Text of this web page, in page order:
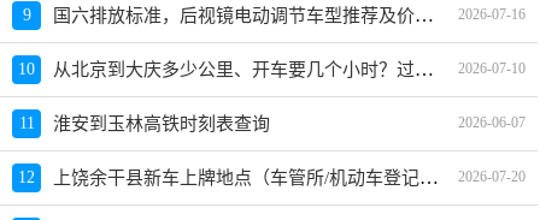
9 国六排放标准，后视镜电动调节车型推荐及价格指南 2026-07-16
10 从北京到大庆多少公里、开车要几个小时？过路费、油费等 2026-07-10
11 淮安到玉林高铁时刻表查询 2026-06-07
12 上饶余干县新车上牌地点（车管所/机动车登记服务站）、上班时间、电话 2026-07-20